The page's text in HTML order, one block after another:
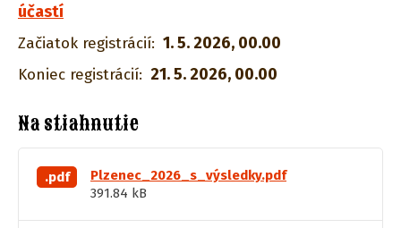
účastí
Začiatok registrácií: 1. 5. 2026, 00.00
Koniec registrácií: 21. 5. 2026, 00.00
Na stiahnutie
.pdf
Plzenec_2026_s_výsledky.pdf
391.84 kB